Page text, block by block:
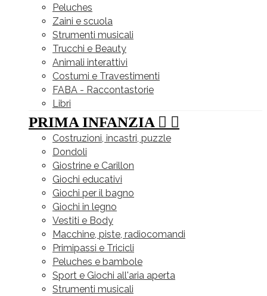
Peluches
Zaini e scuola
Strumenti musicali
Trucchi e Beauty
Animali interattivi
Costumi e Travestimenti
FABA - Raccontastorie
Libri
PRIMA INFANZIA  
Costruzioni, incastri, puzzle
Dondoli
Giostrine e Carillon
Giochi educativi
Giochi per il bagno
Giochi in legno
Vestiti e Body
Macchine, piste, radiocomandi
Primipassi e Tricicli
Peluches e bambole
Sport e Giochi all'aria aperta
Strumenti musicali